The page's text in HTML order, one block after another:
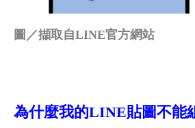
圖／擷取自LINE官方網站
為什麼我的LINE貼圖不能